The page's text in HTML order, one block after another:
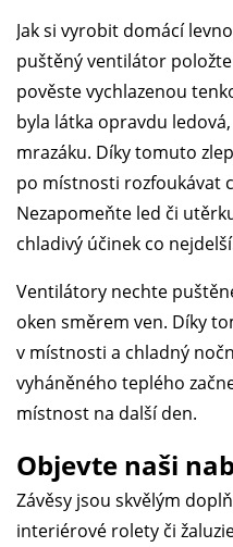
Jak si vyrobit domácí
puštěný ventilátor
pověste vychlazenou
byla látka opravdu
mrazáku. Díky tomuto
po místnosti rozfoukávat
Nezapomeňte led či
chladivý účinek co
Ventilátory nechte
oken směrem ven. Díky
v místnosti a chladný
vyháněného teplého
místnost na další den.
Objevte naši
Závěsy jsou skvělým
interiérové rolety či